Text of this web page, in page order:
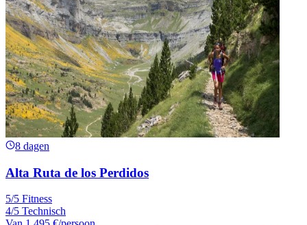
8 dagen
Alta Ruta de los Perdidos
5/5 Fitness
4/5 Technisch